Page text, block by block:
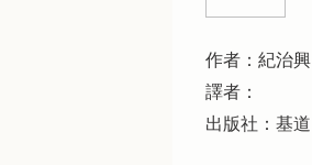
作者：紀治興
譯者：
出版社：基道